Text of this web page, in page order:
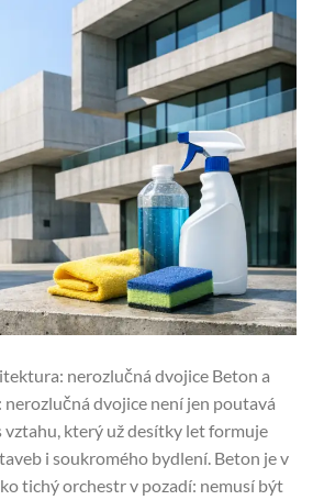
nerozlučná dvojice Beton a
dvojice není jen poutavá
vztahu, který už desítky let formuje
i soukromého bydlení. Beton je v
tichý orchestr v pozadí: nemusí být